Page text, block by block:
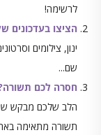
לרשימה!
הציצו בעדכונים
ינון, צילומים
שם...
חסרה לכם
הלב שלכם מבקש
תשורה מתאימה